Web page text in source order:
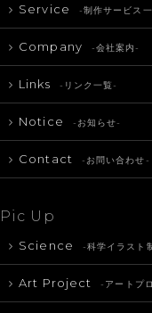
Service -制作サービス
Company -会社案内-
Links -リンク一覧-
Notice -お知らせ-
Contact -お問い合わせ-
Pic Up
Science -科学イラスト
Art Project -アートプ